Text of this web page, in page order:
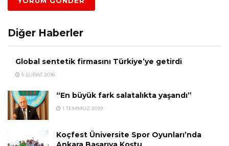
Diğer Haberler
Global sentetik firmasını Türkiye’ye getirdi
5 ŞUBAT 2016
“En büyük fark salatalıkta yaşandı”
1 TEMMUZ 2019
Koçfest Üniversite Spor Oyunları’nda